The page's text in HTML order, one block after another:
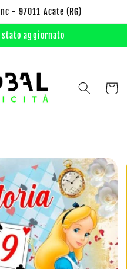
- 97011 Acate (RG)
aggiornato
Carrello